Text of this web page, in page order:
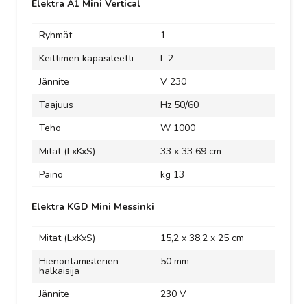
Elektra A1 Mini Vertical
Ryhmät
1
Keittimen kapasiteetti
L 2
Jännite
V 230
Taajuus
Hz 50/60
Teho
W 1000
Mitat (LxKxS)
33 x 33 69 cm
Paino
kg 13
Elektra KGD Mini Messinki
Mitat (LxKxS)
15,2 x 38,2 x 25 cm
Hienontamisterien
halkaisija
50 mm
Jännite
230 V